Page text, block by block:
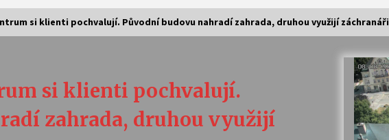
Stávám se kapkou
30. 7. 2026
Letní koncerty ve Stromovce:
si klienti pochvalují. Původní budovu nahradí zahrada, druhou využijí záchranáři
si klienti pochvalují.
zahrada, druhou využijí